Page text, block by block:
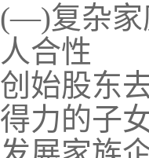
(—)复杂家
人合性
创始股东
得力的子